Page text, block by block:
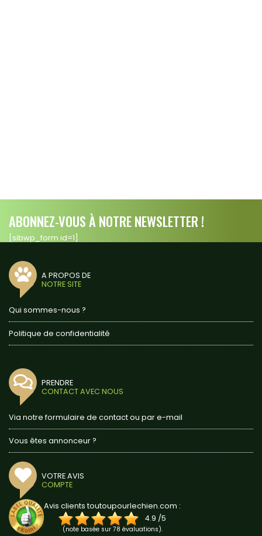
ABONNEZ-VOUS À NOTRE NEWSLETTER !
[sibwp_form id=1]
A PROPOS DE
NOTRE SITE
Qui sommes-nous ?
Politique de confidentialité
PRENDRE
CONTACT AVEC NOUS
Via notre formulaire de contact ou par e-mail
Vous êtes annonceur ?
VOTRE AVIS
COMPTE
Avis clients toutoupourlechien.com :
4.9 /5
(note basée sur 78 évaluations).